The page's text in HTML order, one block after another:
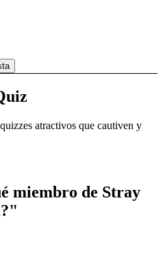
atractivos que cautiven y
miembro de Stray